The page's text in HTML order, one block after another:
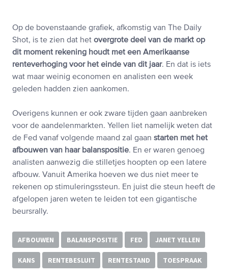
Op de bovenstaande grafiek, afkomstig van The Daily
Shot, is te zien dat het overgrote deel van de markt op
dit moment rekening houdt met een Amerikaanse
renteverhoging voor het einde van dit jaar. En dat is iets
wat maar weinig economen en analisten een week
geleden hadden zien aankomen.
Overigens kunnen er ook zware tijden gaan aanbreken
voor de aandelenmarkten. Yellen liet namelijk weten dat
de Fed vanaf volgende maand zal gaan starten met het
afbouwen van haar balanspositie. En er waren genoeg
analisten aanwezig die stilletjes hoopten op een latere
afbouw. Vanuit Amerika hoeven we dus niet meer te
rekenen op stimuleringssteun. En juist die steun heeft de
afgelopen jaren weten te leiden tot een gigantische
beursrally.
AFBOUWEN BALANSPOSITIE FED JANET YELLEN
KANS RENTEBESLUIT RENTESTAND TOESPRAAK